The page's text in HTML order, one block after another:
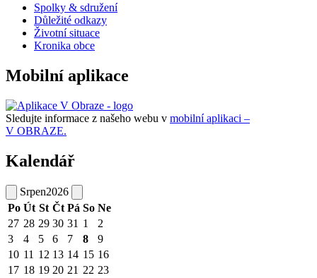
Spolky & sdružení
Důležité odkazy
Životní situace
Kronika obce
Mobilní aplikace
Sledujte informace z našeho webu v mobilní aplikaci –
V OBRAZE.
Kalendář
Srpen2026
Po Út St Čt Pá So Ne
27 28 29 30 31 1
2
3
4 5 6 7 8
9
10 11 12 13 14 15 16
17 18 19 20 21 22 23